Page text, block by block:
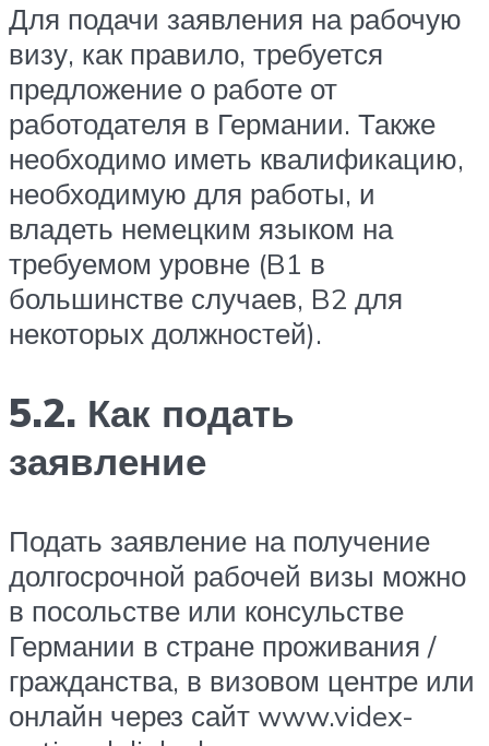
Для подачи заявления на рабочую
визу, как правило, требуется
предложение о работе от
работодателя в Германии. Также
необходимо иметь квалификацию,
необходимую для работы, и
владеть немецким языком на
требуемом уровне (B1 в
большинстве случаев, B2 для
некоторых должностей).
5.2. Как подать
заявление
Подать заявление на получение
долгосрочной рабочей визы можно
в посольстве или консульстве
Германии в стране проживания /
гражданства, в визовом центре или
онлайн через сайт www.videx-